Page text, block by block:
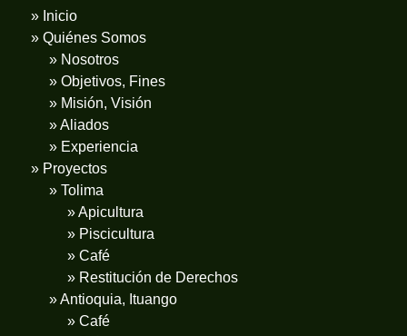
» Inicio
» Quiénes Somos
» Nosotros
» Objetivos, Fines
» Misión, Visión
» Aliados
» Experiencia
» Proyectos
» Tolima
» Apicultura
» Piscicultura
» Café
» Restitución de Derechos
» Antioquia, Ituango
» Café